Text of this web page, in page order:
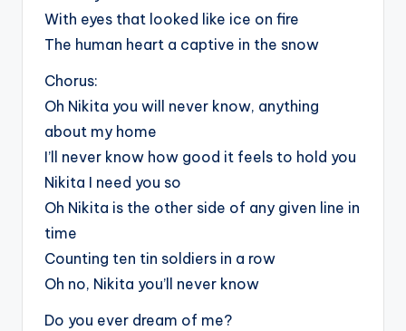
With eyes that looked like ice on fire
The human heart a captive in the snow
Chorus:
Oh Nikita you will never know, anything
about my home
I’ll never know how good it feels to hold you
Nikita I need you so
Oh Nikita is the other side of any given line in
time
Counting ten tin soldiers in a row
Oh no, Nikita you’ll never know
Do you ever dream of me?